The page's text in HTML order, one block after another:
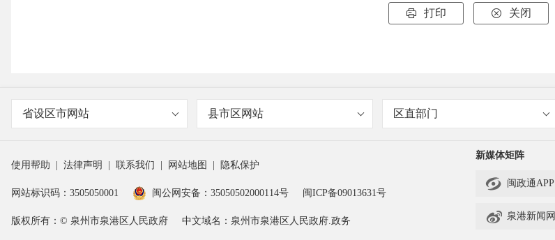
 打印  关闭
省设区市网站 县市区网站 区直部门
使用帮助 | 法律声明 | 联系我们 | 网站地图 | 隐私保护
网站标识码：3505050001 闽公网安备：35050502000114号 闽ICP备09013631号
版权所有：© 泉州市泉港区人民政府 中文域名：泉州市泉港区人民政府.政务
新媒体矩阵
 闽政通APP
 泉港新闻网